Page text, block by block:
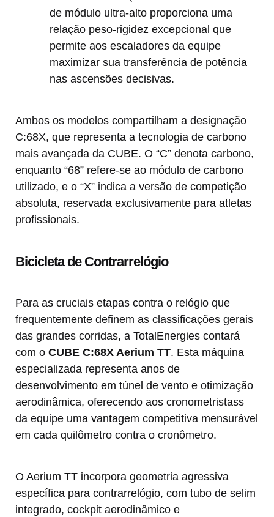
de módulo ultra-alto proporciona uma
relação peso-rigidez excepcional que
permite aos escaladores da equipe
maximizar sua transferência de potência
nas ascensões decisivas.
Ambos os modelos compartilham a designação
C:68X, que representa a tecnologia de carbono
mais avançada da CUBE. O “C” denota carbono,
enquanto “68” refere-se ao módulo de carbono
utilizado, e o “X” indica a versão de competição
absoluta, reservada exclusivamente para atletas
profissionais.
Bicicleta de Contrarrelógio
Para as cruciais etapas contra o relógio que
frequentemente definem as classificações gerais
das grandes corridas, a TotalEnergies contará
com o CUBE C:68X Aerium TT. Esta máquina
especializada representa anos de
desenvolvimento em túnel de vento e otimização
aerodinâmica, oferecendo aos cronometristass
da equipe uma vantagem competitiva mensurável
em cada quilômetro contra o cronômetro.
O Aerium TT incorpora geometria agressiva
específica para contrarrelógio, com tubo de selim
integrado, cockpit aerodinâmico e